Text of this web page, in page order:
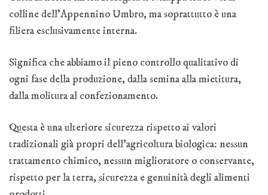
colline dell’Appennino Umbro, ma soprattutto è una
filiera esclusivamente interna.
Significa che abbiamo il pieno controllo qualitativo di
ogni fase della produzione, dalla semina alla mietitura,
dalla molitura al confezionamento.
Questa è una ulteriore sicurezza rispetto ai valori
tradizionali già propri dell’agricoltura biologica: nessun
trattamento chimico, nessun miglioratore o conservante,
rispetto per la terra, sicurezza e genuinità degli alimenti